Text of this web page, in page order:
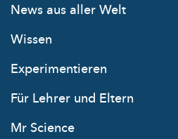
News aus aller Welt
Wissen
Experimentieren
Für Lehrer und Eltern
Mr Science